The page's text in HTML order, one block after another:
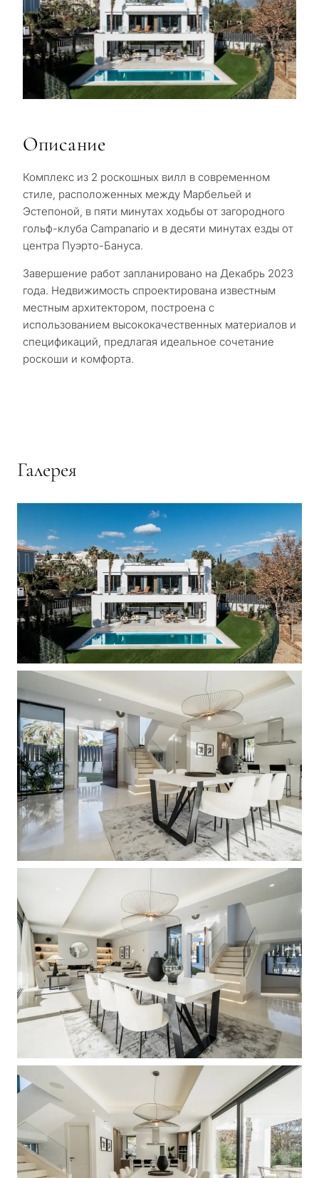
Описание
Комплекс из 2 роскошных вилл в современном
стиле, расположенных между Марбельей и
Эстепоной, в пяти минутах ходьбы от загородного
гольф-клуба Campanario и в десяти минутах езды от
центра Пуэрто-Бануса.
Завершение работ запланировано на Декабрь 2023
года. Недвижимость спроектирована известным
местным архитектором, построена с
использованием высококачественных материалов и
спецификаций, предлагая идеальное сочетание
роскоши и комфорта.
Галерея